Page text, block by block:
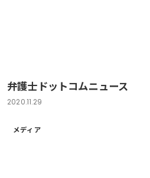
弁護士ドットコムニュース
2020.11.29
メディア